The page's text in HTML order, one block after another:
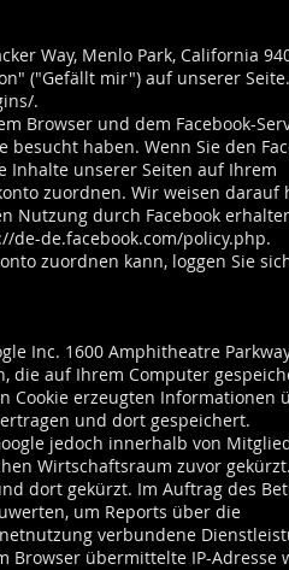
Way, Menlo Park, California
("Gefällt mir") auf unserer
.
Browser und dem Facebook-
haben. Wenn Sie den
Inhalte unserer Seiten auf Ihrem
zuordnen. Wir weisen darauf
Nutzung durch Facebook
de-de.facebook.com/policy.php.
zuordnen kann, loggen Sie
Inc. 1600 Amphitheatre
die auf Ihrem Computer
Cookie erzeugten Informationen
und dort gespeichert.
jedoch innerhalb von
Wirtschaftsraum zuvor
dort gekürzt. Im Auftrag des
um Reports über die
verbundene
Browser übermittelte IP-Adresse